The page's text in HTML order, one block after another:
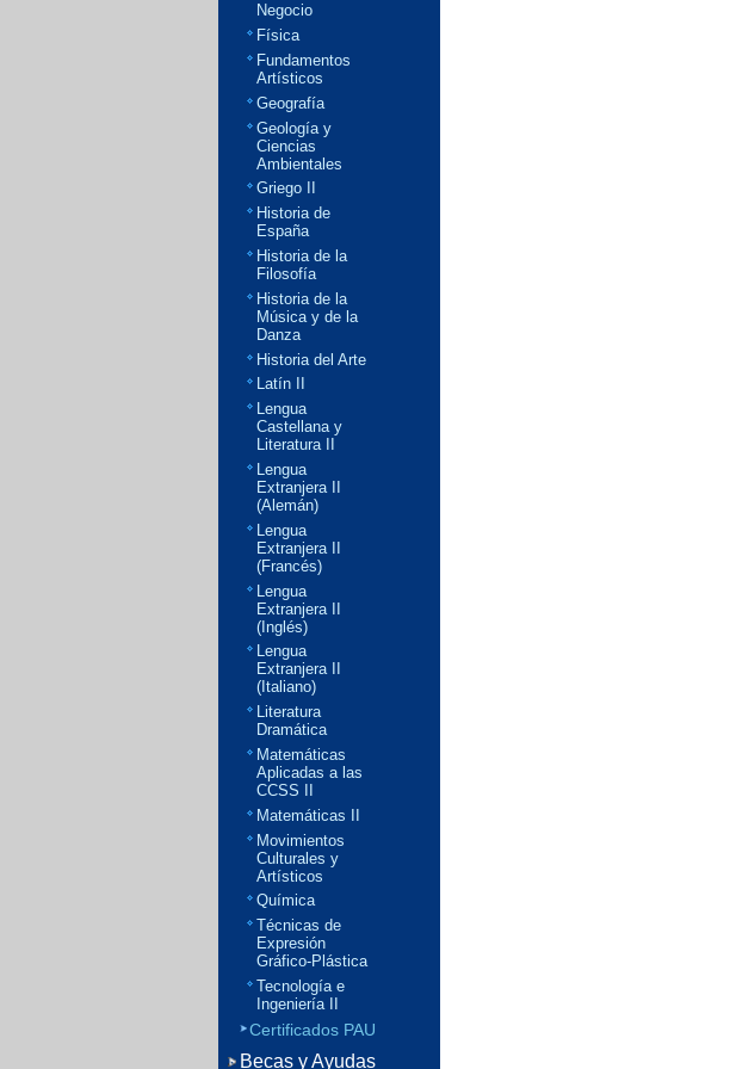
Negocio
Física
Fundamentos
Artísticos
Geografía
Geología y
Ciencias
Ambientales
Griego II
Historia de
España
Historia de la
Filosofía
Historia de la
Música y de la
Danza
Historia del Arte
Latín II
Lengua
Castellana y
Literatura II
Lengua
Extranjera II
(Alemán)
Lengua
Extranjera II
(Francés)
Lengua
Extranjera II
(Inglés)
Lengua
Extranjera II
(Italiano)
Literatura
Dramática
Matemáticas
Aplicadas a las
CCSS II
Matemáticas II
Movimientos
Culturales y
Artísticos
Química
Técnicas de
Expresión
Gráfico-Plástica
Tecnología e
Ingeniería II
Certificados PAU
Becas y Ayudas